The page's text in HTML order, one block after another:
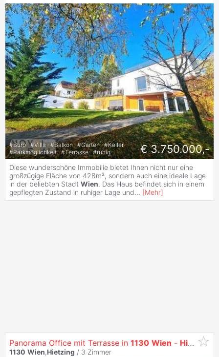
#Büro #Villa #Balkon #Garten #Keller
#Parkmöglichkeit #Terrasse #ruhig € 3.750.000,-
Diese wunderschöne Immobilie bietet Ihnen nicht nur eine
großzügige Fläche von 428m², sondern auch eine ideale Lage
in der beliebten Stadt Wien. Das Haus befindet sich in einem
gepflegten Zustand in ruhiger Lage und... [Mehr]
Panorama Office mit Terrasse in 1130 Wien - Hietzing
1130 Wien,Hietzing / 3 Zimmer